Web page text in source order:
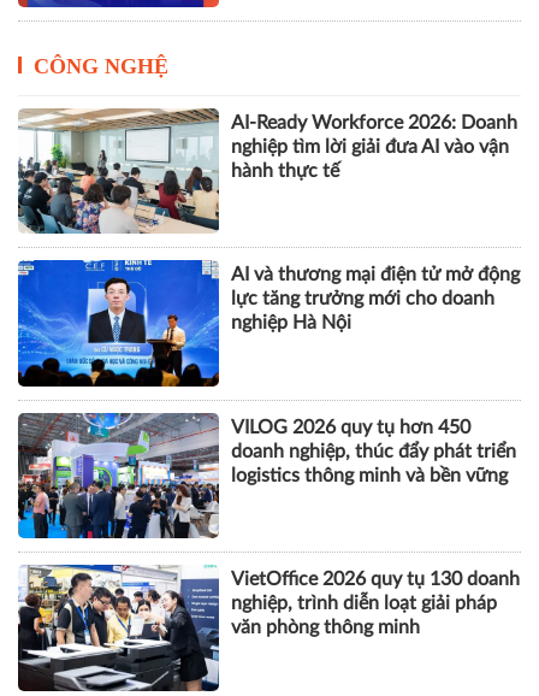
CÔNG NGHỆ
AI-Ready Workforce 2026: Doanh
nghiệp tìm lời giải đưa AI vào vận
hành thực tế
AI và thương mại điện tử mở động
lực tăng trưởng mới cho doanh
nghiệp Hà Nội
VILOG 2026 quy tụ hơn 450
doanh nghiệp, thúc đẩy phát triển
logistics thông minh và bền vững